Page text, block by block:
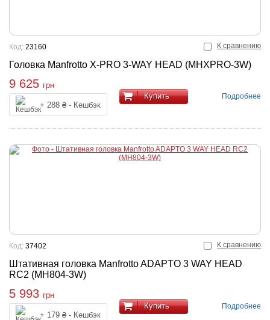
К сравнению
Головка Manfrotto X-PRO 3-WAY HEAD (MHXPRO-3W)
Код: 23160
9 625 грн
+ 288 ₴ - Кешбэк
Купить Подробнее
К сравнению
Штативная головка Manfrotto ADAPTO 3 WAY HEAD
RC2 (MH804-3W)
Код: 37402
5 993 грн
+ 179 ₴ - Кешбэк
Купить Подробнее